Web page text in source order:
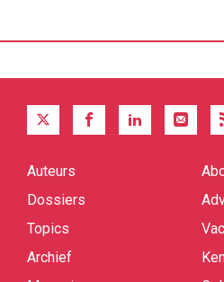
Quick
Auteurs
Dossiers
Topics
Archief